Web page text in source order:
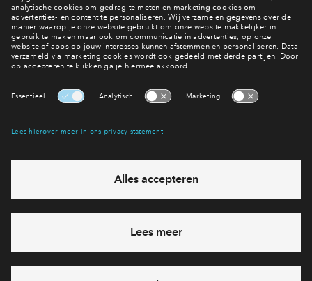
5 van 8
Interesse? Meld je dan snel aan
Hiermee blijf je op de hoogte van het belangrijkste nieuws en
Ja, ik wil mij aanmelden
Heb je een vraag en wil je direct antwoord? Bel ons op
7122193